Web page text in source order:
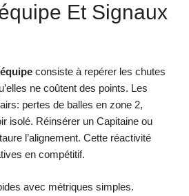
Et Signaux
consiste à repérer les chutes
ne coûtent des points. Les
pertes de balles en zone 2,
isolé. Réinsérer un Capitaine ou
l’alignement. Cette réactivité
en compétitif.
avec métriques simples.